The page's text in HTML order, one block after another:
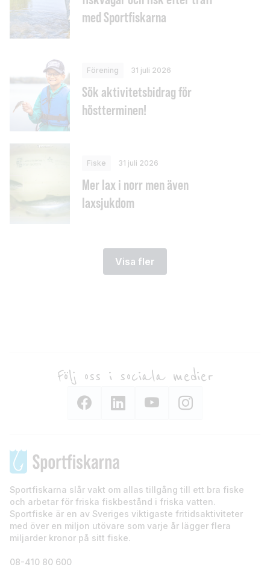
med Sportfiskarna
Förening 31 juli 2026
Sök aktivitetsbidrag för
höstterminen!
Fiske 31 juli 2026
Mer lax i norr men även
laxsjukdom
Visa fler
Följ oss i sociala medier
Sportfiskarna slår vakt om allas tillgång till ett bra fiske
och arbetar för friska fiskbestånd i friska vatten.
Sportfiske är en av Sveriges viktigaste fritidsaktiviteter
med över en miljon utövare som varje år lägger flera
miljarder kronor på sitt fiske.
08-410 80 600